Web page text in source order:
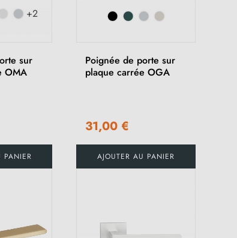
+2
sur
OMA
PANIER
Poignée de porte sur
plaque carrée OGA
31,00 €
AJOUTER AU PANIER